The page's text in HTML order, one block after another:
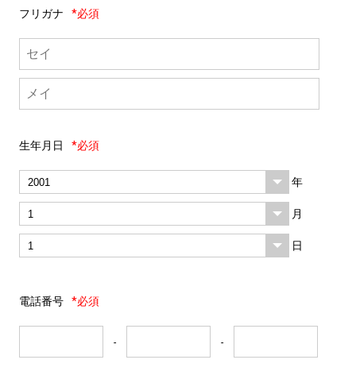
フリガナ *必須
生年月日 *必須
年
月
日
電話番号 *必須
- -